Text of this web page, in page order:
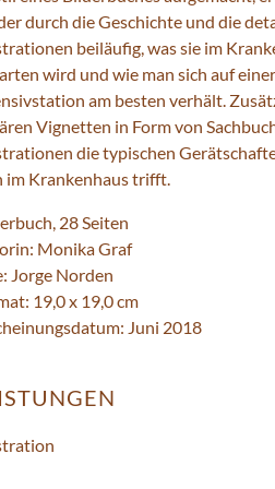
durch die Geschichte und die
beiläufig, was sie im
wird und wie man sich auf einer
am besten verhält.
Vignetten in Form von
die typischen
im Krankenhaus trifft.
28 Seiten
Monika Graf
Jorge Norden
19,0 x 19,0 cm
Juni 2018